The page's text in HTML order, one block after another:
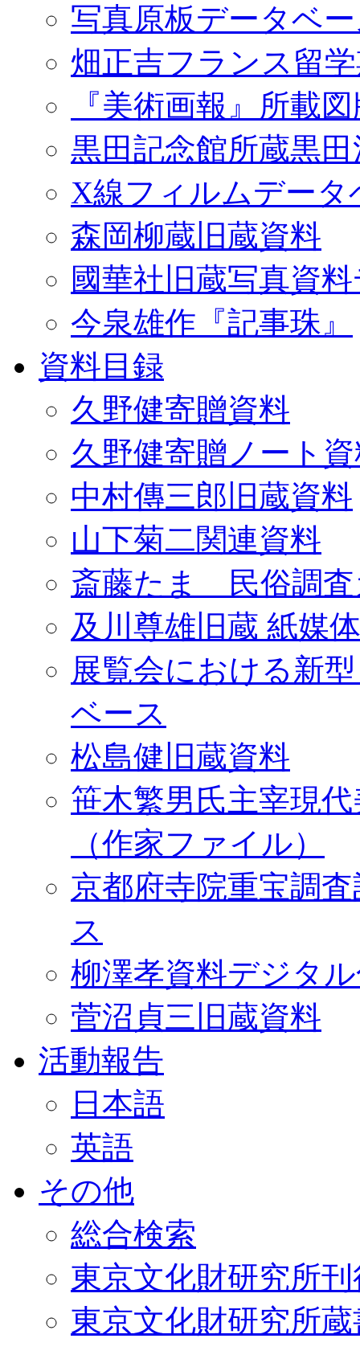
写真原板データベ
畑正吉フランス留
『美術画報』所載
黒田記念館所蔵黒
X線フィルムデータ
森岡柳蔵旧蔵資料
國華社旧蔵写真資
今泉雄作『記事珠』
資料目録
久野健寄贈資料
久野健寄贈ノート
中村傳三郎旧蔵資料
山下菊二関連資料
斎藤たま 民俗調査
及川尊雄旧蔵 紙媒
展覧会における新
ベース
松島健旧蔵資料
笹木繁男氏主宰現
（作家ファイル）
京都府寺院重宝調
ス
柳澤孝資料デジタ
菅沼貞三旧蔵資料
活動報告
日本語
英語
その他
総合検索
東京文化財研究所
東京文化財研究所